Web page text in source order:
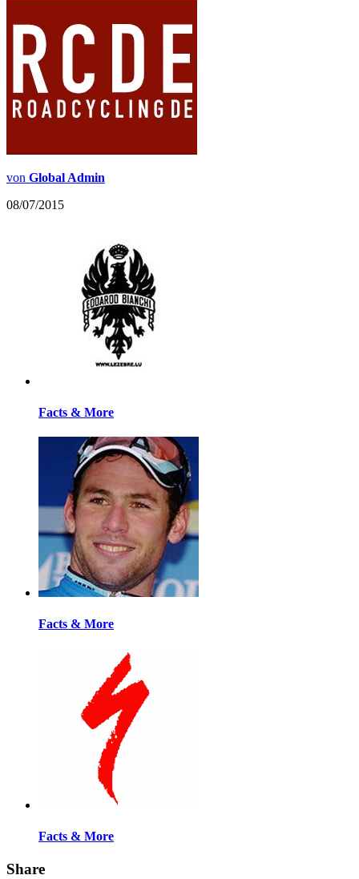
von Global Admin
08/07/2015
Facts & More
Facts & More
Facts & More
Share